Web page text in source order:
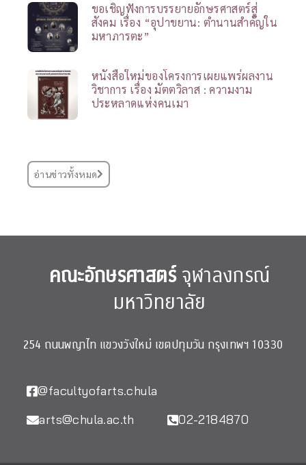
ขอเชิญฟังการบรรยายอักษรศาสตร์สู่
สังคม เรื่อง “อุปาขยาน: ตำนานสำคัญใน
มหาภารตะ”
หนังสือใหม่ของโครงการเผยแพร่ผลงาน
วิชาการ เรื่อง มัตตวิลาส : ความงาม
ประหลาดแห่งคนเมา
อ่านข่าวทั้งหมด
คณะอักษรศาสตร์จุฬาลงกรณ์
มหาวิทยาลัย
254 ถนนพญาไท แขวงวังใหม่ เขตปทุมวัน กรุงเทพฯ 10330
@facultyofarts.chula
arts@chula.ac.th
02-2184870